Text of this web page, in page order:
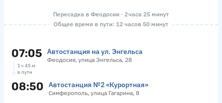
Пересадка в Феодосии · 2 часа 25 минут
Общее время в пути: 12 часов 50 минут
07:05 Автостанция на ул. Энгельса
Феодосия, улица Энгельса, 28
1 ч 45 м
в пути
08:50 Автостанция №2 «Курортная»
Симферополь, улица Гагарина, 8